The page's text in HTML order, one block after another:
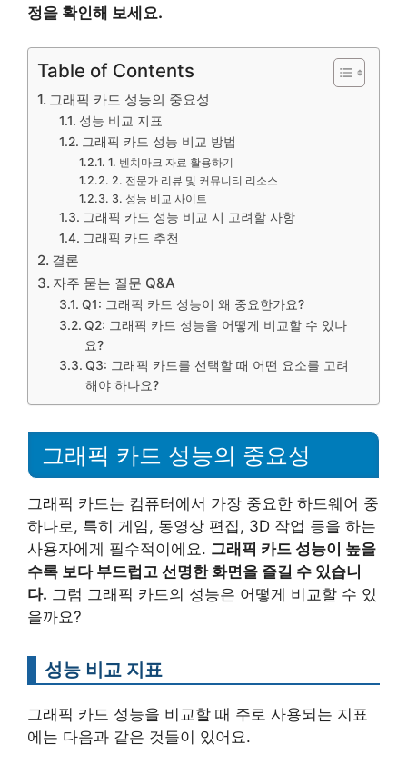
정을 확인해 보세요.
Table of Contents
그래픽 카드 성능의 중요성
성능 비교 지표
그래픽 카드 성능 비교 방법
1. 벤치마크 자료 활용하기
2. 전문가 리뷰 및 커뮤니티 리소스
3. 성능 비교 사이트
그래픽 카드 성능 비교 시 고려할 사항
그래픽 카드 추천
결론
자주 묻는 질문 Q&A
Q1: 그래픽 카드 성능이 왜 중요한가요?
Q2: 그래픽 카드 성능을 어떻게 비교할 수 있나
요?
Q3: 그래픽 카드를 선택할 때 어떤 요소를 고려
해야 하나요?
그래픽 카드 성능의 중요성
그래픽 카드는 컴퓨터에서 가장 중요한 하드웨어 중
하나로, 특히 게임, 동영상 편집, 3D 작업 등을 하는
사용자에게 필수적이에요. 그래픽 카드 성능이 높을
수록 보다 부드럽고 선명한 화면을 즐길 수 있습니
다. 그럼 그래픽 카드의 성능은 어떻게 비교할 수 있
을까요?
성능 비교 지표
그래픽 카드 성능을 비교할 때 주로 사용되는 지표
에는 다음과 같은 것들이 있어요.